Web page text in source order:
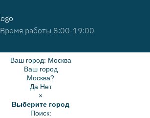
Время работы 8:00-19:00
Ваш город: Москва
Ваш город
Москва?
Да Нет
×
Выберите город
Поиск: